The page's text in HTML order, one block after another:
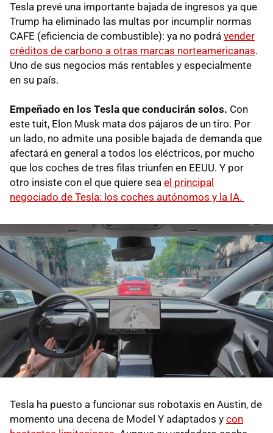
Tesla prevé una importante bajada de ingresos ya que
Trump ha eliminado las multas por incumplir normas
CAFE (eficiencia de combustible): ya no podrá vender
créditos de carbono a otras marcas norteamericanas.
Uno de sus negocios más rentables y especialmente
en su país.
Empeñado en los Tesla que conducirán solos. Con
este tuit, Elon Musk mata dos pájaros de un tiro. Por
un lado, no admite una posible bajada de demanda que
afectará en general a todos los eléctricos, por mucho
que los coches de tres filas triunfen en EEUU. Y por
otro insiste con el que quiere sea el principal
negociado de Tesla: los coches autónomos y la IA.
Tesla ha puesto a funcionar sus robotaxis en Austin, de
momento una decena de Model Y adaptados y con